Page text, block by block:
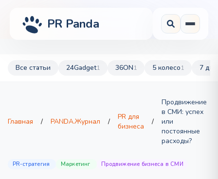
PR Panda
Все статьи 24Gadget1 36ON1 5 колесо1 7 дач
Главная / PANDA.Журнал /
PR для
бизнеса
/
Продвижение
в СМИ: успех
или
постоянные
расходы?
PR-стратегия Маркетинг Продвижение бизнеса в СМИ